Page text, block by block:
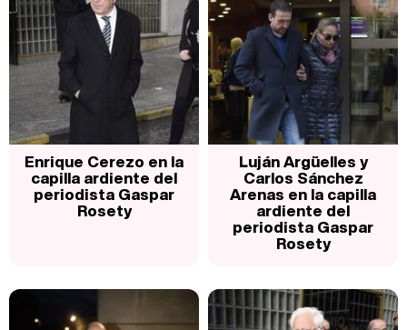
Enrique Cerezo en la
capilla ardiente del
periodista Gaspar
Rosety
Luján Argüelles y
Carlos Sánchez
Arenas en la capilla
ardiente del
periodista Gaspar
Rosety